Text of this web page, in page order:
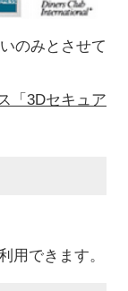
のみとさせて
「3Dセキュア
用できます。